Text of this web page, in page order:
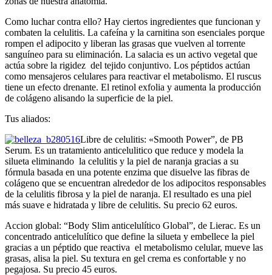
Como luchar contra ello? Hay ciertos ingredientes que funcionan y
combaten la celulitis. La cafeína y la carnitina son esenciales porque
rompen el adipocito y liberan las grasas que vuelven al torrente
sanguíneo para su eliminación. La salacia es un activo vegetal que
actúa sobre la rigidez del tejido conjuntivo. Los péptidos actúan
como mensajeros celulares para reactivar el metabolismo. El ruscus
tiene un efecto drenante. El retinol exfolia y aumenta la producción
de colágeno alisando la superficie de la piel.
Tus aliados:
Libre de celulitis: «Smooth Power”, de PB
Serum. Es un tratamiento anticelulitico que reduce y modela la
silueta eliminando la celulitis y la piel de naranja gracias a su
fórmula basada en una potente enzima que disuelve las fibras de
colágeno que se encuentran alrededor de los adipocitos responsables
de la celulitis fibrosa y la piel de naranja. El resultado es una piel
más suave e hidratada y libre de celulitis. Su precio 62 euros.
Accion global: “Body Slim anticelulítico Global”, de Lierac. Es un
concentrado anticelulítico que define la silueta y embellece la piel
gracias a un péptido que reactiva el metabolismo celular, mueve las
grasas, alisa la piel. Su textura en gel crema es confortable y no
pegajosa. Su precio 45 euros.